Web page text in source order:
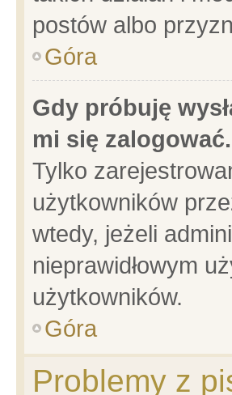
postów albo
Góra
Gdy próbuję
mi się
Tylko
użytkowników
wtedy, jeżeli
nieprawidłowym
użytkowników.
Góra
Problemy z